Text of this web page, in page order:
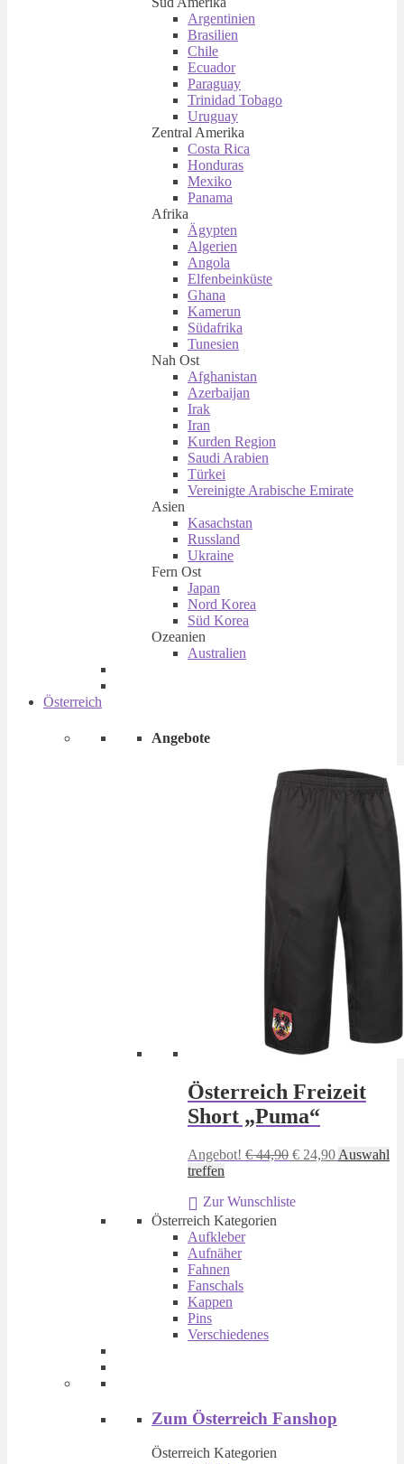
Argentinien
Brasilien
Chile
Ecuador
Paraguay
Trinidad Tobago
Uruguay
Zentral Amerika
Costa Rica
Honduras
Mexiko
Panama
Afrika
Ägypten
Algerien
Angola
Elfenbeinküste
Ghana
Kamerun
Südafrika
Tunesien
Nah Ost
Afghanistan
Azerbaijan
Irak
Iran
Kurden Region
Saudi Arabien
Türkei
Vereinigte Arabische Emirate
Asien
Kasachstan
Russland
Ukraine
Fern Ost
Japan
Nord Korea
Süd Korea
Ozeanien
Australien
Österreich
Angebote
Österreich Freizeit
Short „Puma“
Angebot! €44,90 Ursprünglicher
€ 44,90
€ 24,90Aktueller
Auswahl
treffen
weist
mehrere
Varianten
auf.
Die
Optionen
können
der
Zur Wunschliste
Österreich Kategorien
Aufkleber
Aufnäher
Fahnen
Fanschals
Kappen
Pins
Verschiedenes
Zum Österreich Fanshop
Österreich Kategorien